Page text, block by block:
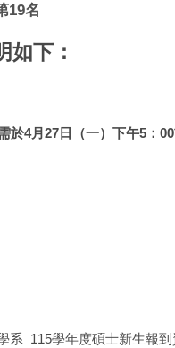
19名
如下：
於4月27日（一）下午5：
系 115學年度碩士新生報